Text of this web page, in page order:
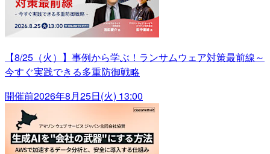
【8/25（火）】事例から学ぶ！ランサムウェア対策最前線～
今すぐ実践できる多重防御戦略
開催前2026年8月25日(火) 13:00